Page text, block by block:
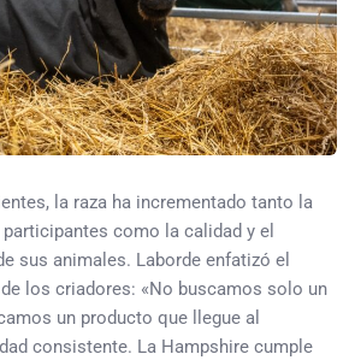
la raza ha incrementado tanto la
como la calidad y el
sus animales. Laborde enfatizó el
los criadores: «No buscamos solo un
un producto que llegue al
consistente. La Hampshire cumple